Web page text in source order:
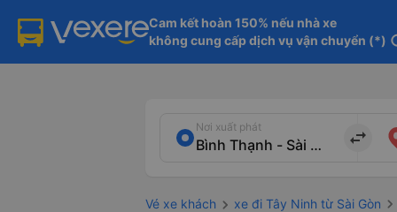
Cam kết hoàn 150% nếu nhà xe
không cung cấp dịch vụ vận chuyển (*)
Nơi xuất phát
import_export
Vé xe khách xe đi Tây Ninh từ Sài Gòn